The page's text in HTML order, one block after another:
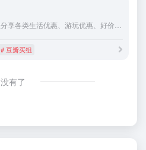
# 豆瓣买组
没有了